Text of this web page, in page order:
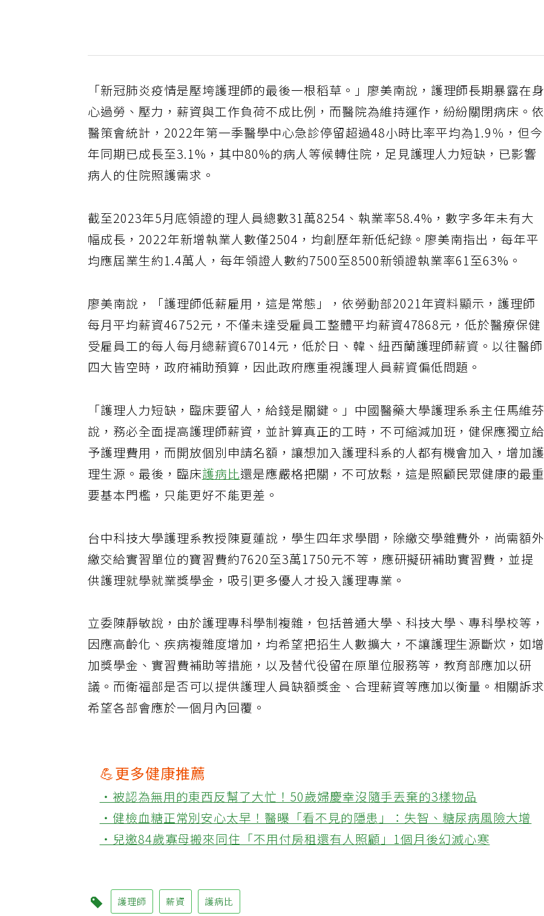
「新冠肺炎疫情是壓垮護理師的最後一根稻草。」廖美南說，護理師長期暴露在身
心過勞、壓力，薪資與工作負荷不成比例，而醫院為維持運作，紛紛關閉病床。依
醫策會統計，2022年第一季醫學中心急診停留超過48小時比率平均為1.9％，但今
年同期已成長至3.1%，其中80%的病人等候轉住院，足見護理人力短缺，已影響
病人的住院照護需求。
截至2023年5月底領證的理人員總數31萬8254、執業率58.4%，數字多年未有大
幅成長，2022年新增執業人數僅2504，均創歷年新低紀錄。廖美南指出，每年平
均應屆業生約1.4萬人，每年領證人數約7500至8500新領證執業率61至63%。
廖美南說，「護理師低薪雇用，這是常態」，依勞動部2021年資料顯示，護理師
每月平均薪資46752元，不僅未達受雇員工整體平均薪資47868元，低於醫療保健
受雇員工的每人每月總薪資67014元，低於日、韓、紐西蘭護理師薪資。以往醫師
四大皆空時，政府補助預算，因此政府應重視護理人員薪資偏低問題。
「護理人力短缺，臨床要留人，給錢是關鍵。」中國醫藥大學護理系系主任馬維芬
說，務必全面提高護理師薪資，並計算真正的工時，不可縮減加班，健保應獨立給
予護理費用，而開放個別申請名額，讓想加入護理科系的人都有機會加入，增加護
理生源。最後，臨床護病比還是應嚴格把關，不可放鬆，這是照顧民眾健康的最重
要基本門檻，只能更好不能更差。
台中科技大學護理系教授陳夏蓮說，學生四年求學間，除繳交學雜費外，尚需額外
繳交給實習單位的寶習費約7620至3萬1750元不等，應研擬研補助實習費，並提
供護理就學就業獎學金，吸引更多優人才投入護理專業。
立委陳靜敏說，由於護理專科學制複雜，包括普通大學、科技大學、專科學校等，
因應高齡化、疾病複雜度增加，均希望把招生人數擴大，不讓護理生源斷炊，如增
加獎學金、實習費補助等措施，以及替代役留在原單位服務等，教育部應加以研
議。而衛福部是否可以提供護理人員缺額獎金、合理薪資等應加以衡量。相關訴求
希望各部會應於一個月內回覆。
💪更多健康推薦
‧被認為無用的東西反幫了大忙！50歲婦慶幸沒隨手丟棄的3樣物品
‧健檢血糖正常別安心太早！醫曝「看不見的隱患」：失智、糖尿病風險大增
‧兒邀84歲寡母搬來同住「不用付房租還有人照顧」1個月後幻滅心寒
護理師 薪資 護病比